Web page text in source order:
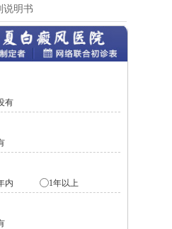
说明书
有
内 1年以上